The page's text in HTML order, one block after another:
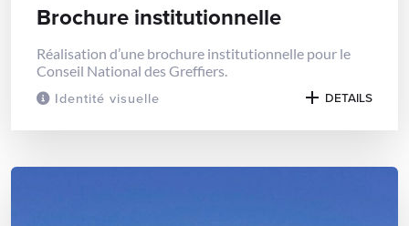
Identité visuelle
Brochure institutionnelle
Réalisation d’une brochure institutionnelle pour le
Conseil National des Greffiers.
DETAILS